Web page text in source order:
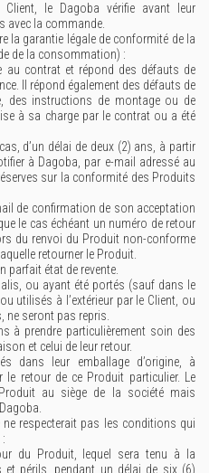
Client, le Dagoba vérifie avant leur
avec la commande.
la garantie légale de conformité de la
de la consommation) :
au contrat et répond des défauts de
Il répond également des défauts de
des instructions de montage ou de
à sa charge par le contrat ou a été
d’un délai de deux (2) ans, à partir
à Dagoba, par e-mail adressé au
sur la conformité des Produits
de confirmation de son acceptation
le cas échéant un numéro de retour
du renvoi du Produit non-conforme
retourner le Produit.
parfait état de revente.
ou ayant été portés (sauf dans le
utilisés à l’extérieur par le Client, ou
ne seront pas repris.
à prendre particulièrement soin des
et celui de leur retour.
dans leur emballage d’origine, à
le retour de ce Produit particulier. Le
au siège de la société mais
respecterait pas les conditions qui
Produit, lequel sera tenu à la
périls, pendant un délai de six (6)